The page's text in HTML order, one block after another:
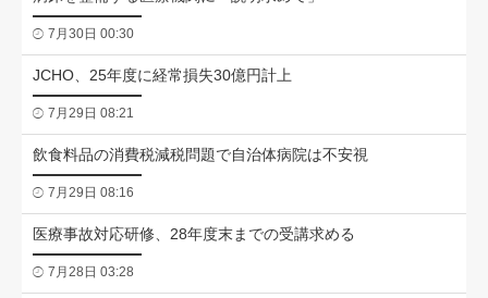
7月30日 00:30
JCHO、25年度に経常損失30億円計上
7月29日 08:21
飲食料品の消費税減税問題で自治体病院は不安視
7月29日 08:16
医療事故対応研修、28年度末までの受講求める
7月28日 03:28